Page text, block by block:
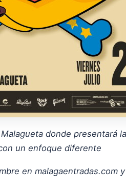
donde presentará
un enfoque diferente
en malagaentradas.com